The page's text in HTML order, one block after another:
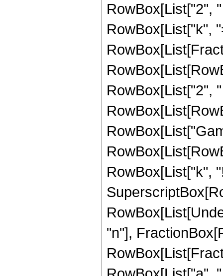
RowBox[List["2",
RowBox[List["k",
RowBox[List["2",
RowBox[List["k",
"n"],